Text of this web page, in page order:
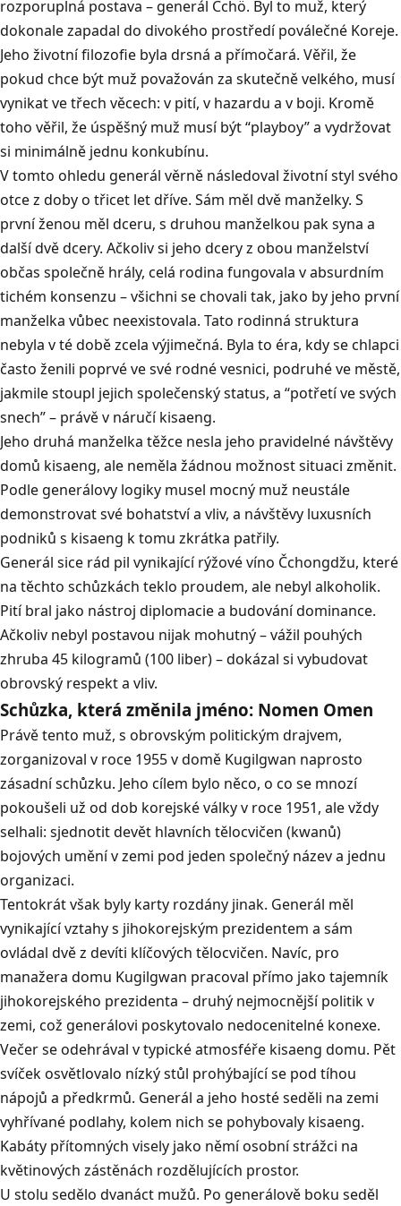
rozporuplná postava – generál Čchö. Byl to muž, který
dokonale zapadal do divokého prostředí poválečné Koreje.
Jeho životní filozofie byla drsná a přímočará. Věřil, že
pokud chce být muž považován za skutečně velkého, musí
vynikat ve třech věcech: v pití, v hazardu a v boji. Kromě
toho věřil, že úspěšný muž musí být “playboy” a vydržovat
si minimálně jednu konkubínu.
V tomto ohledu generál věrně následoval životní styl svého
otce z doby o třicet let dříve. Sám měl dvě manželky. S
první ženou měl dceru, s druhou manželkou pak syna a
další dvě dcery. Ačkoliv si jeho dcery z obou manželství
občas společně hrály, celá rodina fungovala v absurdním
tichém konsenzu – všichni se chovali tak, jako by jeho první
manželka vůbec neexistovala. Tato rodinná struktura
nebyla v té době zcela výjimečná. Byla to éra, kdy se chlapci
často ženili poprvé ve své rodné vesnici, podruhé ve městě,
jakmile stoupl jejich společenský status, a “potřetí ve svých
snech” – právě v náručí kisaeng.
Jeho druhá manželka těžce nesla jeho pravidelné návštěvy
domů kisaeng, ale neměla žádnou možnost situaci změnit.
Podle generálovy logiky musel mocný muž neustále
demonstrovat své bohatství a vliv, a návštěvy luxusních
podniků s kisaeng k tomu zkrátka patřily.
Generál sice rád pil vynikající rýžové víno Čchongdžu, které
na těchto schůzkách teklo proudem, ale nebyl alkoholik.
Pití bral jako nástroj diplomacie a budování dominance.
Ačkoliv nebyl postavou nijak mohutný – vážil pouhých
zhruba 45 kilogramů (100 liber) – dokázal si vybudovat
obrovský respekt a vliv.
Schůzka, která změnila jméno: Nomen Omen
Právě tento muž, s obrovským politickým drajvem,
zorganizoval v roce 1955 v domě Kugilgwan naprosto
zásadní schůzku. Jeho cílem bylo něco, o co se mnozí
pokoušeli už od dob korejské války v roce 1951, ale vždy
selhali: sjednotit devět hlavních tělocvičen (kwanů)
bojových umění v zemi pod jeden společný název a jednu
organizaci.
Tentokrát však byly karty rozdány jinak. Generál měl
vynikající vztahy s jihokorejským prezidentem a sám
ovládal dvě z devíti klíčových tělocvičen. Navíc, pro
manažera domu Kugilgwan pracoval přímo jako tajemník
jihokorejského prezidenta – druhý nejmocnější politik v
zemi, což generálovi poskytovalo nedocenitelné konexe.
Večer se odehrával v typické atmosféře kisaeng domu. Pět
svíček osvětlovalo nízký stůl prohýbající se pod tíhou
nápojů a předkrmů. Generál a jeho hosté seděli na zemi
vyhřívané podlahy, kolem nich se pohybovaly kisaeng.
Kabáty přítomných visely jako němí osobní strážci na
květinových zástěnách rozdělujících prostor.
U stolu sedělo dvanáct mužů. Po generálově boku seděl